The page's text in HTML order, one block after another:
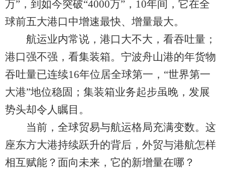
万”，到如今突破“4000万”，10年间，它在全
球前五大港口中增速最快、增量最大。
航运业内常说，港口大不大，看吞吐量；
港口强不强，看集装箱。宁波舟山港的年货物
吞吐量已连续16年位居全球第一，“世界第一
大港”地位稳固；集装箱业务起步虽晚，发展
势头却令人瞩目。
当前，全球贸易与航运格局充满变数。这
座东方大港持续跃升的背后，外贸与港航怎样
相互赋能？面向未来，它的新增量在哪？